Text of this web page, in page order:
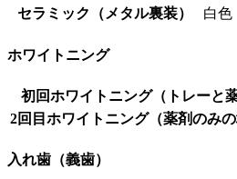
セラミック（メタル裏装）
白
ホワイトニング
初回ホワイトニング（トレーと薬
2回目ホワイトニング（薬剤のみの
入れ歯（義歯）